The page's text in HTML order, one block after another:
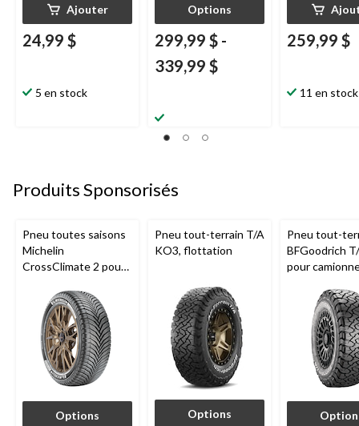
Ajouter
24,99 $
5 en stock
Options
299,99 $ -
339,99 $
259,99 $
11 en stock
Produits Sponsorisés
Pneu toutes saisons
Michelin
CrossClimate 2 pour
et multisegments
Options
Pneu tout-terrain T/A
KO3, flottation
Options
Pneu tout-
BFGoodrich
pour